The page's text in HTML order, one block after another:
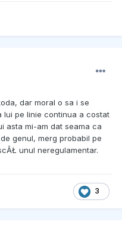
dar moral o sa i se
lui pe linie continua a costat
asta mi-am dat seama ca
genul, merg probabil pe
unul neregulamentar.
3